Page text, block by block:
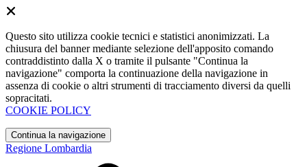
Questo sito utilizza cookie tecnici e statistici anonimizzati. La
chiusura del banner mediante selezione dell'apposito comando
contraddistinto dalla X o tramite il pulsante "Continua la
navigazione" comporta la continuazione della navigazione in
assenza di cookie o altri strumenti di tracciamento diversi da quelli
sopracitati.
COOKIE POLICY
Continua la navigazione
Regione Lombardia